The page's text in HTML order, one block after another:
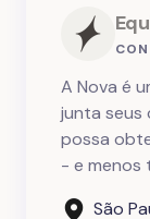
A Nova é
junta seus
possa
- e menos
São